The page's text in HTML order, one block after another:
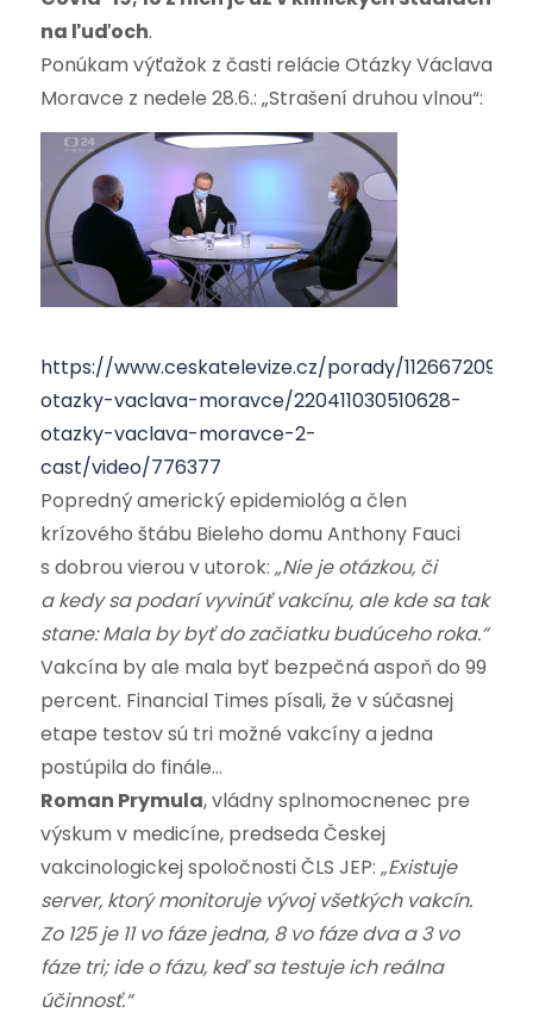
na ľuďoch.
Ponúkam výťažok z časti relácie Otázky Václava
Moravce z nedele 28.6.: „Strašení druhou vlnou“:
https://www.ceskatelevize.cz/porady/1126672097-
otazky-vaclava-moravce/220411030510628-
otazky-vaclava-moravce-2-
cast/video/776377
Popredný americký epidemiológ a člen
krízového štábu Bieleho domu Anthony Fauci
s dobrou vierou v utorok: „Nie je otázkou, či
a kedy sa podarí vyvinúť vakcínu, ale kde sa tak
stane: Mala by byť do začiatku budúceho roka.“
Vakcína by ale mala byť bezpečná aspoň do 99
percent. Financial Times písali, že v súčasnej
etape testov sú tri možné vakcíny a jedna
postúpila do finále…
Roman Prymula, vládny splnomocnenec pre
výskum v medicíne, predseda Českej
vakcinologickej spoločnosti ČLS JEP: „Existuje
server, ktorý monitoruje vývoj všetkých vakcín.
Zo 125 je 11 vo fáze jedna, 8 vo fáze dva a 3 vo
fáze tri; ide o fázu, keď sa testuje ich reálna
účinnosť.“